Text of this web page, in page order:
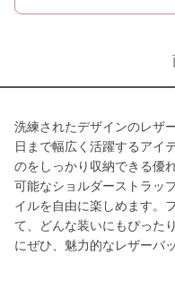
洗練されたデザインのレザ
日まで幅広く活躍するアイ
のをしっかり収納できる優
可能なショルダーストラッ
イルを自由に楽しめます。
て、どんな装いにもぴった
にぜひ、魅力的なレザーバ